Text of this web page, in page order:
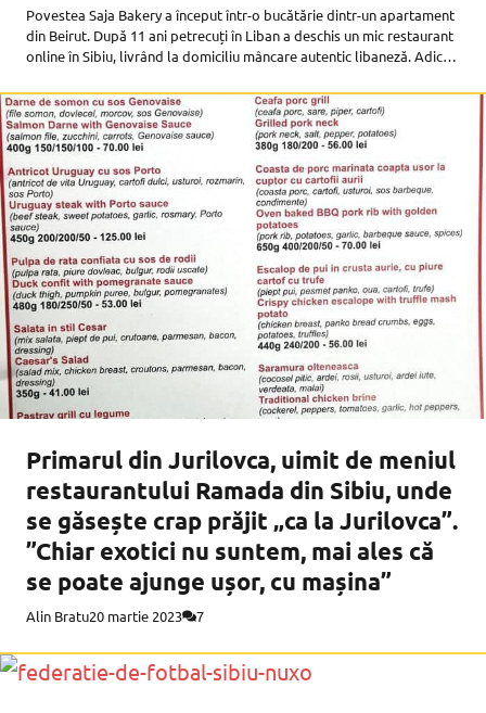
Povestea Saja Bakery a început într-o bucătărie dintr-un apartament
din Beirut. După 11 ani petrecuți în Liban a deschis un mic restaurant
online în Sibiu, livrând la domiciliu mâncare autentic libaneză. Adică,
Primarul din Jurilovca, uimit de meniul
restaurantului Ramada din Sibiu, unde
se găsește crap prăjit „ca la Jurilovca”.
”Chiar exotici nu suntem, mai ales că
se poate ajunge ușor, cu mașina”
Alin Bratu20 martie 2023 7